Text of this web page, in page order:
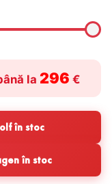
la 296 €
în stoc
în stoc